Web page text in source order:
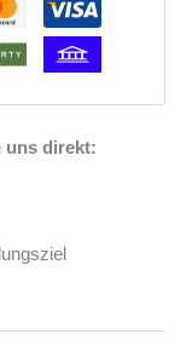
uns direkt: